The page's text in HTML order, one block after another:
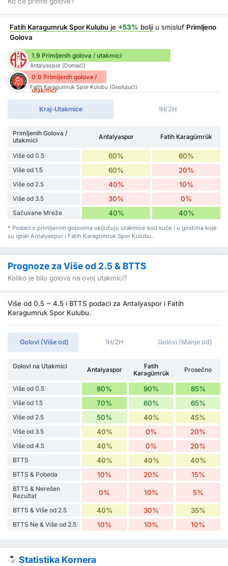
Fatih Karagumruk Spor Kulubu je +53% bolji u smisluf Primljeno
Golova
1.9 Primljenih golova / utakmici
Antalyaspor (Domaći)
0.9 Primljenih golova /
utakmici
Fatih Karagumruk Spor Kulubu (Gostujući)
Kraj-Utakmice 1H/2H
Primljenih Golova /
utakmici
Antalyaspor Fatih Karagümrük
Više od 0.5 60% 60%
Više od 1.5 60% 20%
Više od 2.5 40% 10%
Više od 3.5 30% 0%
Sačuvane Mreže 40% 40%
* Podaci o primljenim golovima uključuju utakmice kod kuće i u gostima koje
su igrali Antalyaspor i Fatih Karagumruk Spor Kulubu.
Prognoze za Više od 2.5 & BTTS
Koliko je bilo golova na ovoj utakmici?
Više od 0.5 ~ 4.5 i BTTS podaci za Antalyaspor i Fatih
Karagumruk Spor Kulubu.
Golovi (Više od) 1H/2H Golovi (Manje od)
Golovi na Utakmici Antalyaspor
Fatih
Karagümrük
Prosečno
Više od 0.5 80% 90% 85%
Više od 1.5 70% 60% 65%
Više od 2.5 50% 40% 45%
Više od 3.5 40% 0% 20%
Više od 4.5 40% 0% 20%
BTTS 40% 40% 40%
BTTS & Pobeda 10% 20% 15%
BTTS & Nerešen
Rezultat
0% 10% 5%
BTTS & Više od 2.5 40% 30% 35%
BTTS Ne & Više od 2.5 10% 10% 10%
Statistika Kornera